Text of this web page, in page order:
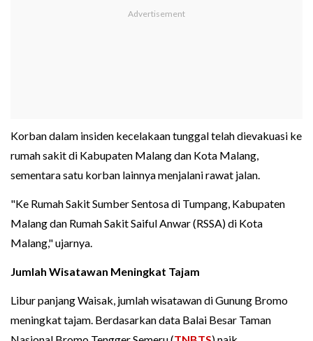
Korban dalam insiden kecelakaan tunggal telah dievakuasi ke
rumah sakit di Kabupaten Malang dan Kota Malang,
sementara satu korban lainnya menjalani rawat jalan.
"Ke Rumah Sakit Sumber Sentosa di Tumpang, Kabupaten
Malang dan Rumah Sakit Saiful Anwar (RSSA) di Kota
Malang," ujarnya.
Jumlah Wisatawan Meningkat Tajam
Libur panjang Waisak, jumlah wisatawan di Gunung Bromo
meningkat tajam. Berdasarkan data Balai Besar Taman